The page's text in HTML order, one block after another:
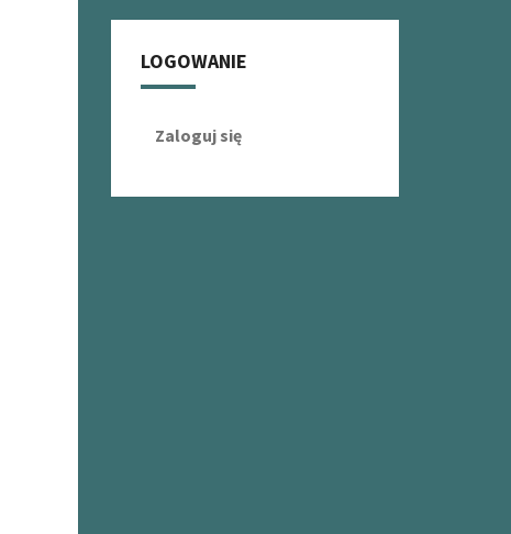
LOGOWANIE
Zaloguj się